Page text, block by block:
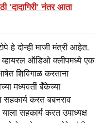
'दादागिरी' नंतर आता
हे दोन्ही माजी मंत्री आहेत.
व्हायरल ऑडिओ क्लीपमध्ये एक
शिविगाळ करताना
मध्यवर्ती बँकेच्या
सहकार्य करत बबनराव
सहकार्य करत उपाध्यक्ष